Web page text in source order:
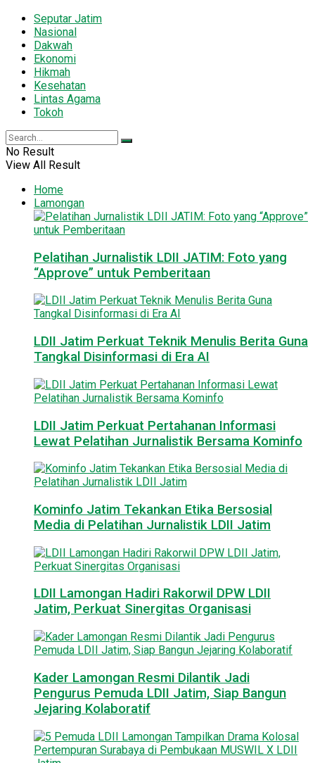
Seputar Jatim
Nasional
Dakwah
Ekonomi
Hikmah
Kesehatan
Lintas Agama
Tokoh
No Result
View All Result
Home
Lamongan
Pelatihan Jurnalistik LDII JATIM: Foto yang
“Approve” untuk Pemberitaan
LDII Jatim Perkuat Teknik Menulis Berita Guna
Tangkal Disinformasi di Era AI
LDII Jatim Perkuat Pertahanan Informasi
Lewat Pelatihan Jurnalistik Bersama Kominfo
Kominfo Jatim Tekankan Etika Bersosial
Media di Pelatihan Jurnalistik LDII Jatim
LDII Lamongan Hadiri Rakorwil DPW LDII
Jatim, Perkuat Sinergitas Organisasi
Kader Lamongan Resmi Dilantik Jadi
Pengurus Pemuda LDII Jatim, Siap Bangun
Jejaring Kolaboratif